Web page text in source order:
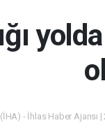
(İHA) - İhlas Haber Ajansı